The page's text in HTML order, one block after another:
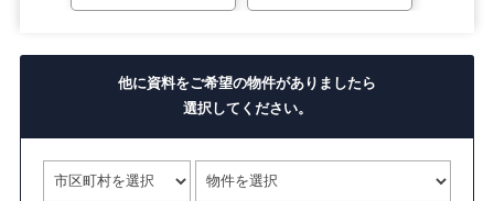
他に資料をご希望の物件がありましたら
選択してください。